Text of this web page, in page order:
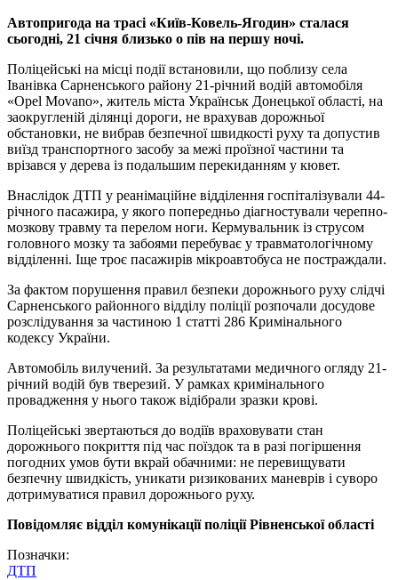
Автопригода на трасі «Київ-Ковель-Ягодин» сталася
сьогодні, 21 січня близько о пів на першу ночі.
Поліцейські на місці події встановили, що поблизу села
Іванівка Сарненського району 21-річний водій автомобіля
«Opel Movano», житель міста Українськ Донецької області, на
заокругленій ділянці дороги, не врахував дорожньої
обстановки, не вибрав безпечної швидкості руху та допустив
виїзд транспортного засобу за межі проїзної частини та
врізався у дерева із подальшим перекиданням у кювет.
Внаслідок ДТП у реанімаційне відділення госпіталізували 44-
річного пасажира, у якого попередньо діагностували черепно-
мозкову травму та перелом ноги. Кермувальник із струсом
головного мозку та забоями перебуває у травматологічному
відділенні. Іще троє пасажирів мікроавтобуса не постраждали.
За фактом порушення правил безпеки дорожнього руху слідчі
Сарненського районного відділу поліції розпочали досудове
розслідування за частиною 1 статті 286 Кримінального
кодексу України.
Автомобіль вилучений. За результатами медичного огляду 21-
річний водій був тверезий. У рамках кримінального
провадження у нього також відібрали зразки крові.
Поліцейські звертаються до водіїв враховувати стан
дорожнього покриття під час поїздок та в разі погіршення
погодних умов бути вкрай обачними: не перевищувати
безпечну швидкість, уникати ризикованих маневрів і суворо
дотримуватися правил дорожнього руху.
Повідомляє відділ комунікації поліції Рівненської області
Позначки:
ДТП